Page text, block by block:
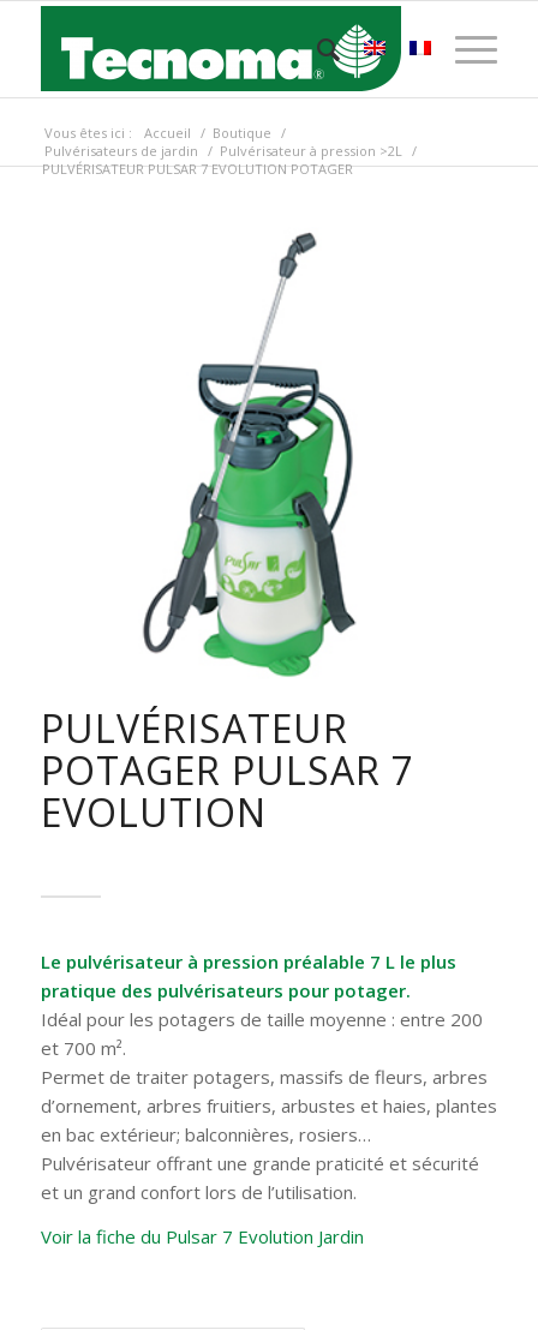
Vous êtes ici : Accueil / Boutique /
Pulvérisateurs de jardin / Pulvérisateur à pression >2L /
PULVÉRISATEUR PULSAR 7 EVOLUTION POTAGER
PULVÉRISATEUR
POTAGER PULSAR 7
EVOLUTION
Le pulvérisateur à pression préalable 7 L le plus
pratique des pulvérisateurs pour potager.
Idéal pour les potagers de taille moyenne : entre 200
et 700 m².
Permet de traiter potagers, massifs de fleurs, arbres
d’ornement, arbres fruitiers, arbustes et haies, plantes
en bac extérieur; balconnières, rosiers…
Pulvérisateur offrant une grande praticité et sécurité
et un grand confort lors de l’utilisation.
Voir la fiche du Pulsar 7 Evolution Jardin